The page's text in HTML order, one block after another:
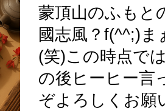
蒙頂山のふもと
國志風？f(^^;)
(笑)この時点で
の後ヒーヒー言
ぞよろしくお願